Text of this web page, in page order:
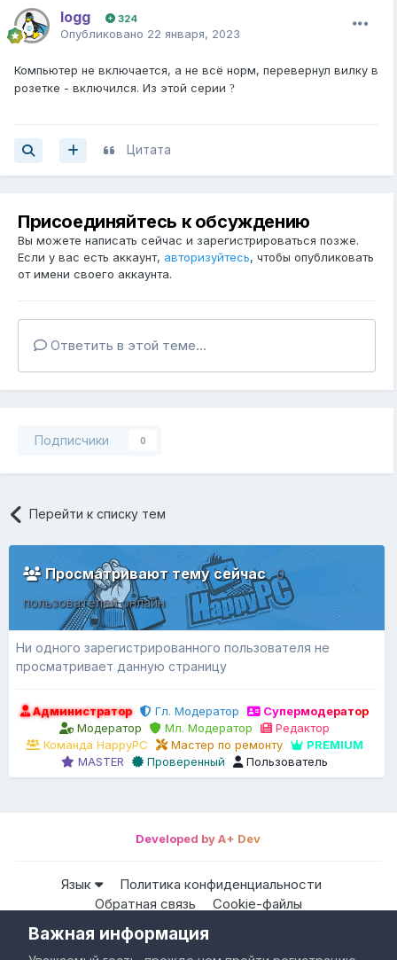
logg 324
Опубликовано 22 января, 2023
Компьютер не включается, а не всё норм, перевернул вилку в
розетке - включился. Из этой серии ?
Цитата
Присоединяйтесь к обсуждению
Вы можете написать сейчас и зарегистрироваться позже.
Если у вас есть аккаунт, авторизуйтесь, чтобы опубликовать
от имени своего аккаунта.
Ответить в этой теме...
Подписчики 0
Перейти к списку тем
Просматривают тему сейчас0
пользователей онлайн
Ни одного зарегистрированного пользователя не
просматривает данную страницу
Администратор Гл. Модератор
Супермодератор
Модератор
Мл. Модератор
Редактор
Команда HappyPC
Мастер по ремонту
PREMIUM
MASTER
Проверенный Пользователь
Developed by A+ Dev
Язык
Политика конфиденциальности
Обратная связь
Cookie-файлы
Важная информация